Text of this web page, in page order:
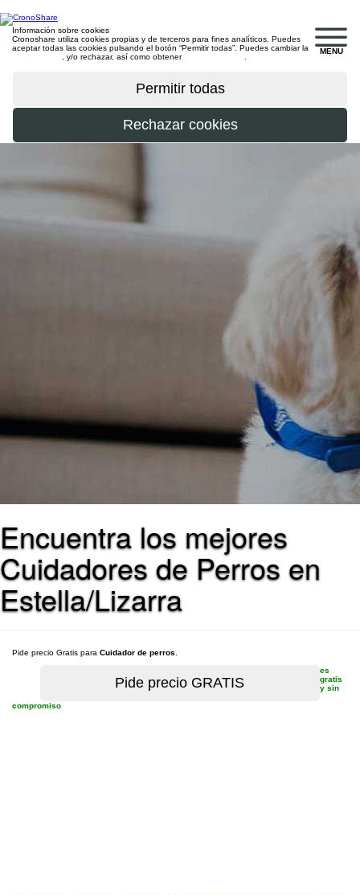
MENU
Información sobre cookies
Cronoshare utiliza cookies propias y de terceros para fines analíticos. Puedes
aceptar todas las cookies pulsando el botón “Permitir todas”. Puedes cambiar la
, y/o rechazar, así como obtener
Encuentra los mejores
Cuidadores de Perros en
Estella/Lizarra
Pide precio Gratis para Cuidador de perros
es
gratis
y sin
compromiso